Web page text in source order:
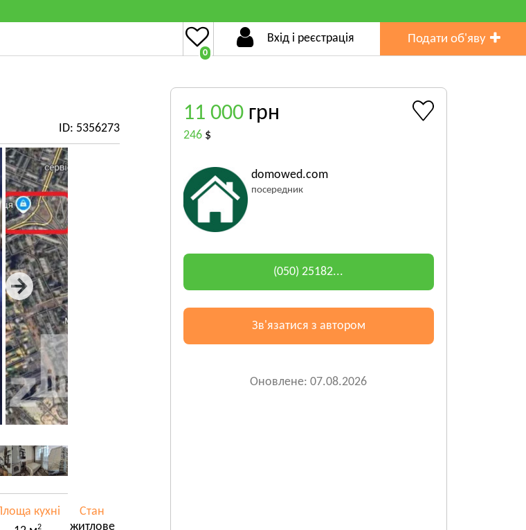
0
Вхід і реєстрація Подати об'яву
ID: 5356273
кухні
2
Стан
житлове
11 000 грн
246 $
domowed.com
посередник
(050) 25182...
Зв'язатися з автором
Оновлене: 07.08.2026